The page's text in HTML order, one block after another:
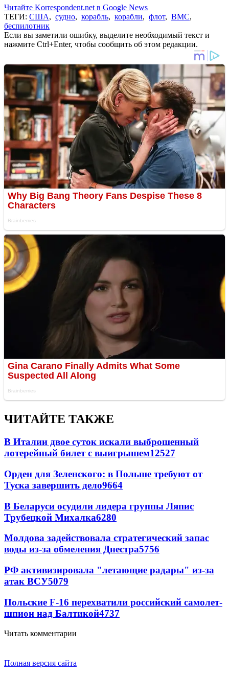
Читайте Korrespondent.net в Google News
ТЕГИ: США, судно, корабль, корабли, флот, ВМС,
беспилотник
Если вы заметили ошибку, выделите необходимый текст и
нажмите Ctrl+Enter, чтобы сообщить об этом редакции.
ЧИТАЙТЕ ТАКЖЕ
В Италии двое суток искали выброшенный
лотерейный билет с выигрышем12527
Орден для Зеленского: в Польше требуют от
Туска завершить дело9664
В Беларуси осудили лидера группы Ляпис
Трубецкой Михалка6280
Молдова задействовала стратегический запас
воды из-за обмеления Днестра5756
РФ активизировала "летающие радары" из-за
атак ВСУ5079
Польские F-16 перехватили российский самолет-
шпион над Балтикой4737
Читать комментарии
Полная версия сайта